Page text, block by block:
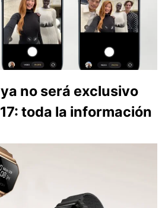
no será exclusivo
toda la información